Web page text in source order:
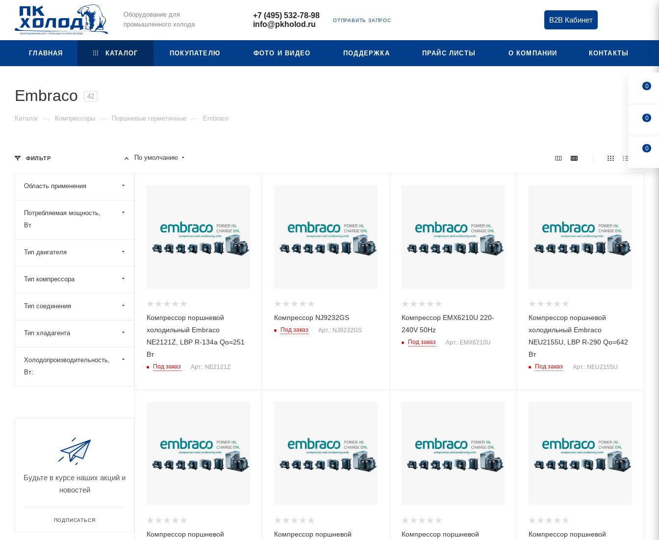
Оборудование для
промышленного холода
+7 (495) 532-78-98
info@pkholod.ru
ОТПРАВИТЬ ЗАПРОС B2B Кабинет
ГЛАВНАЯ КАТАЛОГ ПОКУПАТЕЛЮ ФОТО И ВИДЕО ПОДДЕРЖКА ПРАЙС ЛИСТЫ О КОМПАНИИ КОНТАКТЫ
Embraco 42
Каталог — Компрессоры — Поршневые герметичные — Embraco
По умолчанию
Компрессор поршневой
холодильный Embraco
NE2121Z, LBP R-134a Qo=251
Вт
Под заказ Арт.: NE2121Z
Компрессор NJ9232GS
Под заказ Арт.: NJ9232GS
Компрессор EMX6210U 220-
240V 50Hz
Под заказ Арт.: EMX6210U
Компрессор поршневой
холодильный Embraco
NEU2155U, LBP R-290 Qo=642
Вт
Под заказ Арт.: NEU2155U
Компрессор поршневой
Компрессор поршневой
Компрессор поршневой
Компрессор поршневой
ФИЛЬТР
Область применения
Потребляемая мощность,
Вт
Тип двигателя
Тип компрессора
Тип соединения
Тип хладагента
Холодопроизводительность,
Вт:
Будьте в курсе наших акций и
новостей
ПОДПИСАТЬСЯ
0
0
0